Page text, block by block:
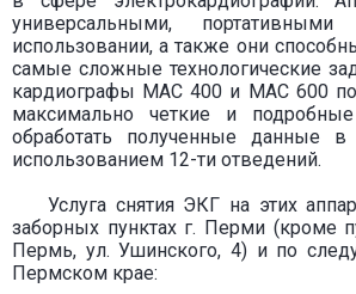
универсальными,
использовании, а также они
самые сложные технологические
кардиографы MAC 400 и MAC 600
максимально четкие и
обработать полученные данные
использованием 12-ти отведений.
Услуга снятия ЭКГ на этих
заборных пунктах г. Перми (кроме
Пермь, ул. Ушинского, 4) и по
Пермском крае: